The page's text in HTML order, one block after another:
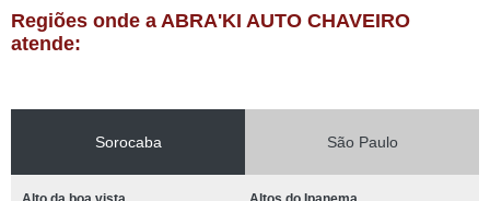
Regiões onde a ABRA'KI AUTO CHAVEIRO
atende:
Sorocaba São Paulo